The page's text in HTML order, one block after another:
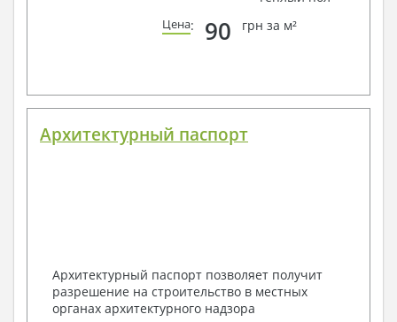
Цена: 90 грн за м²
Архитектурный паспорт
Архитектурный паспорт позволяет получит
разрешение на строительство в местных
органах архитектурного надзора